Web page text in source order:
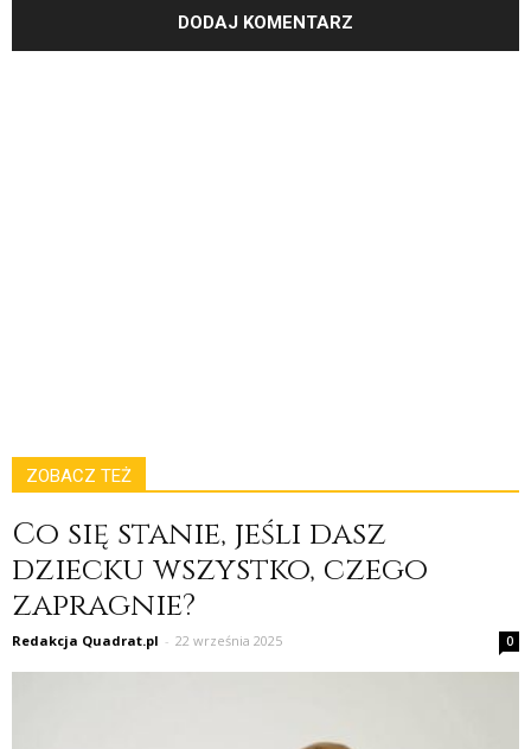
ZOBACZ TEŻ
Co się stanie, jeśli dasz
dziecku wszystko, czego
zapragnie?
Redakcja Quadrat.pl - 22 września 2025 0